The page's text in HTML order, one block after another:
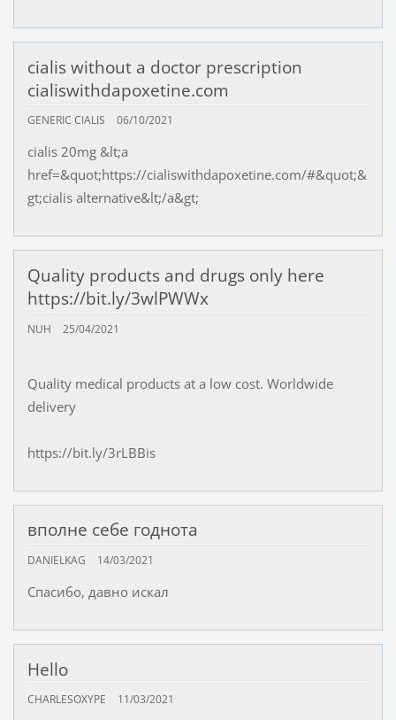
cialis without a doctor prescription
cialiswithdapoxetine.com
GENERIC CIALIS 06/10/2021
cialis 20mg &lt;a
href=&quot;https://cialiswithdapoxetine.com/#&quot;&
gt;cialis alternative&lt;/a&gt;
Quality products and drugs only here
https://bit.ly/3wlPWWx
NUH 25/04/2021
Quality medical products at a low cost. Worldwide
delivery
https://bit.ly/3rLBBis
вполне себе годнота
DANIELKAG 14/03/2021
Спасибо, давно искал
Hello
CHARLESOXYPE 11/03/2021